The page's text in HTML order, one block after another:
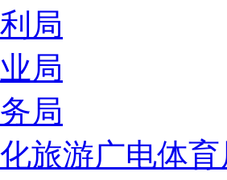
局
局
局
旅游广电体育